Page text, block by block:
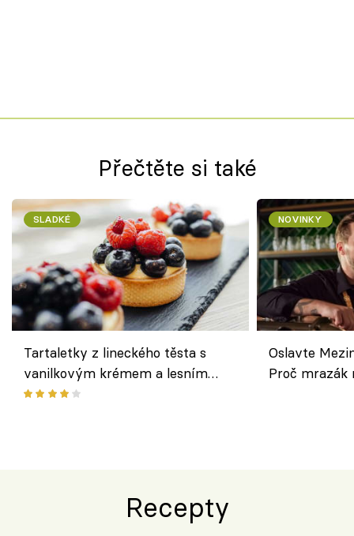
Přečtěte si také
SLADKÉ
Tartaletky z lineckého těsta s
vanilkovým krémem a lesním
ovocem podle Bread Society
NOVINKY
Oslavte
Proč
Recepty